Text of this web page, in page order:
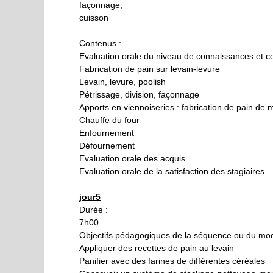
façonnage,
cuisson
Contenus :
Evaluation orale du niveau de connaissances et
Fabrication de pain sur levain-levure
Levain, levure, poolish
Pétrissage, division, façonnage
Apports en viennoiseries : fabrication de pain de
Chauffe du four
Enfournement
Défournement
Evaluation orale des acquis
Evaluation orale de la satisfaction des stagiaires
jour5
Durée :
7h00
Objectifs pédagogiques de la séquence ou du
Appliquer des recettes de pain au levain
Panifier avec des farines de différentes céréales